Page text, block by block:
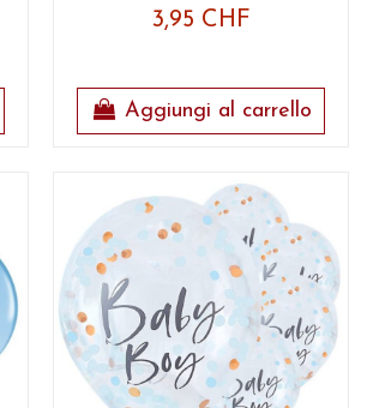
3,95 CHF
Aggiungi al carrello